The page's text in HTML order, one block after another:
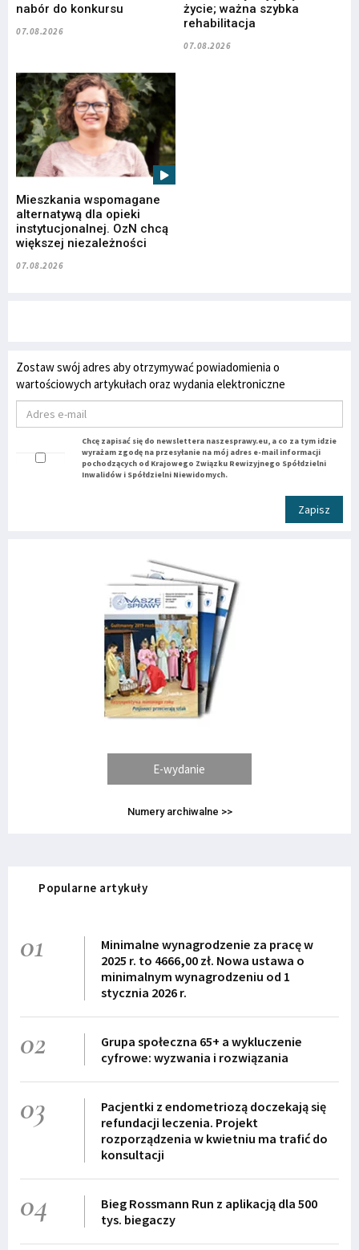
nabór do konkursu
07.08.2026
życie; ważna szybka
rehabilitacja
07.08.2026
Mieszkania wspomagane
alternatywą dla opieki
instytucjonalnej. OzN chcą
większej niezależności
07.08.2026
Zostaw swój adres aby otrzymywać powiadomienia o
wartościowych artykułach oraz wydania elektroniczne
Chcę zapisać się do newslettera naszesprawy.eu, a co za tym idzie
wyrażam zgodę na przesyłanie na mój adres e-mail informacji
pochodzących od Krajowego Związku Rewizyjnego Spółdzielni
Inwalidów i Spółdzielni Niewidomych.
Zapisz
E-wydanie
Numery archiwalne >>
Popularne artykuły
01
Minimalne wynagrodzenie za pracę w
2025 r. to 4666,00 zł. Nowa ustawa o
minimalnym wynagrodzeniu od 1
stycznia 2026 r.
02
Grupa społeczna 65+ a wykluczenie
cyfrowe: wyzwania i rozwiązania
03
Pacjentki z endometriozą doczekają się
refundacji leczenia. Projekt
rozporządzenia w kwietniu ma trafić do
konsultacji
04
Bieg Rossmann Run z aplikacją dla 500
tys. biegaczy